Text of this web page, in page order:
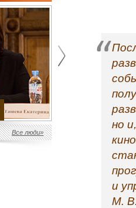
Научный руководитель
факультета М.Е.Швыдкой
Все люди»
но
и
М.